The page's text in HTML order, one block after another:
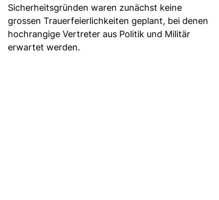
Sicherheitsgründen waren zunächst keine
grossen Trauerfeierlichkeiten geplant, bei denen
hochrangige Vertreter aus Politik und Militär
erwartet werden.